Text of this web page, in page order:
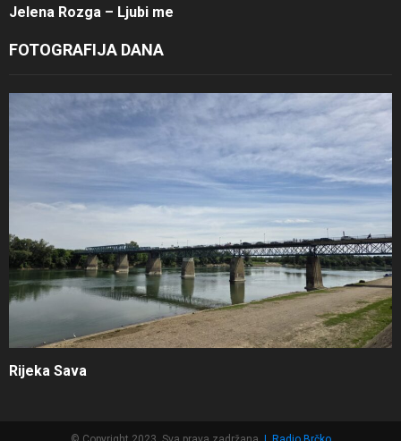
Jelena Rozga – Ljubi me
FOTOGRAFIJA DANA
Rijeka Sava